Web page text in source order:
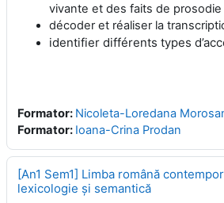
vivante et des faits de prosodie
décoder et réaliser la
identifier différents types
Formator: Nicoleta-Loredana
Formator: Ioana-Crina Prodan
[An1 Sem1] Limba română
lexicologie şi semantică